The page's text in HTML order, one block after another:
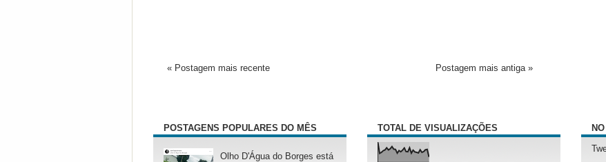
« Postagem mais recente Postagem mais antiga »
POSTAGENS POPULARES DO MÊS
Olho D'Água do Borges está
TOTAL DE VISUALIZAÇÕES